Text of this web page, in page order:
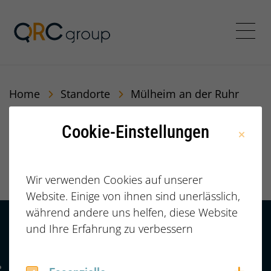
Jörg Speikamp
Home Standorte Mülheim an der Ruhr
Mülheim an der
Ruhr
Kontakt
HÄUFIGE FRAGEN |
Cookie-Einstellungen
Wir verwenden Cookies auf unserer
Website. Einige von ihnen sind unerlässlich,
während andere uns helfen, diese Website
und Ihre Erfahrung zu verbessern